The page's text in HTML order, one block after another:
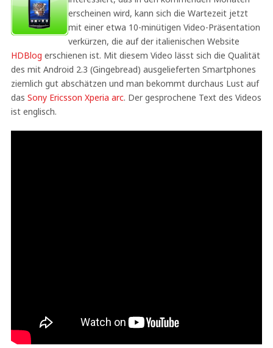
erscheinen wird, kann sich die Wartezeit jetzt
mit einer etwa 10-minütigen Video-Präsentation
verkürzen, die auf der italienischen Website
HDBlog erschienen ist. Mit diesem Video lässt sich die Qualität
des mit Android 2.3 (Gingebread) ausgelieferten Smartphones
ziemlich gut abschätzen und man bekommt durchaus Lust auf
das Sony Ericsson Xperia arc. Der gesprochene Text des Videos
ist englisch.